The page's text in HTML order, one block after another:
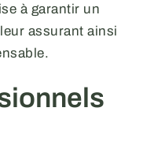
à garantir un
assurant ainsi